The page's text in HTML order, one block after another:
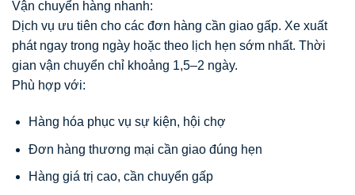
Vận chuyển hàng nhanh:
Dịch vụ ưu tiên cho các đơn hàng cần giao gấp. Xe xuất
phát ngay trong ngày hoặc theo lịch hẹn sớm nhất. Thời
gian vận chuyển chỉ khoảng 1,5–2 ngày.
Phù hợp với:
Hàng hóa phục vụ sự kiện, hội chợ
Đơn hàng thương mại cần giao đúng hẹn
Hàng giá trị cao, cần chuyển gấp